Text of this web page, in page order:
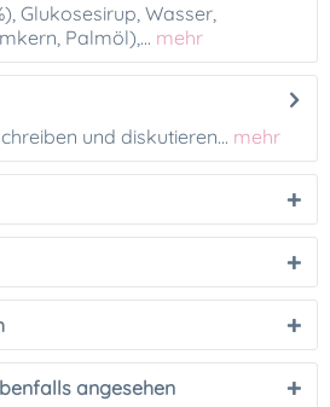
Glukosesirup, Wasser,
Palmöl),... mehr
und diskutieren... mehr
angesehen